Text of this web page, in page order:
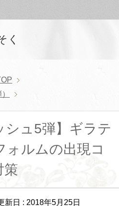
く
シュ5弾】ギラテ
ォルムの出現コ
策
新日 : 2018年5月25日